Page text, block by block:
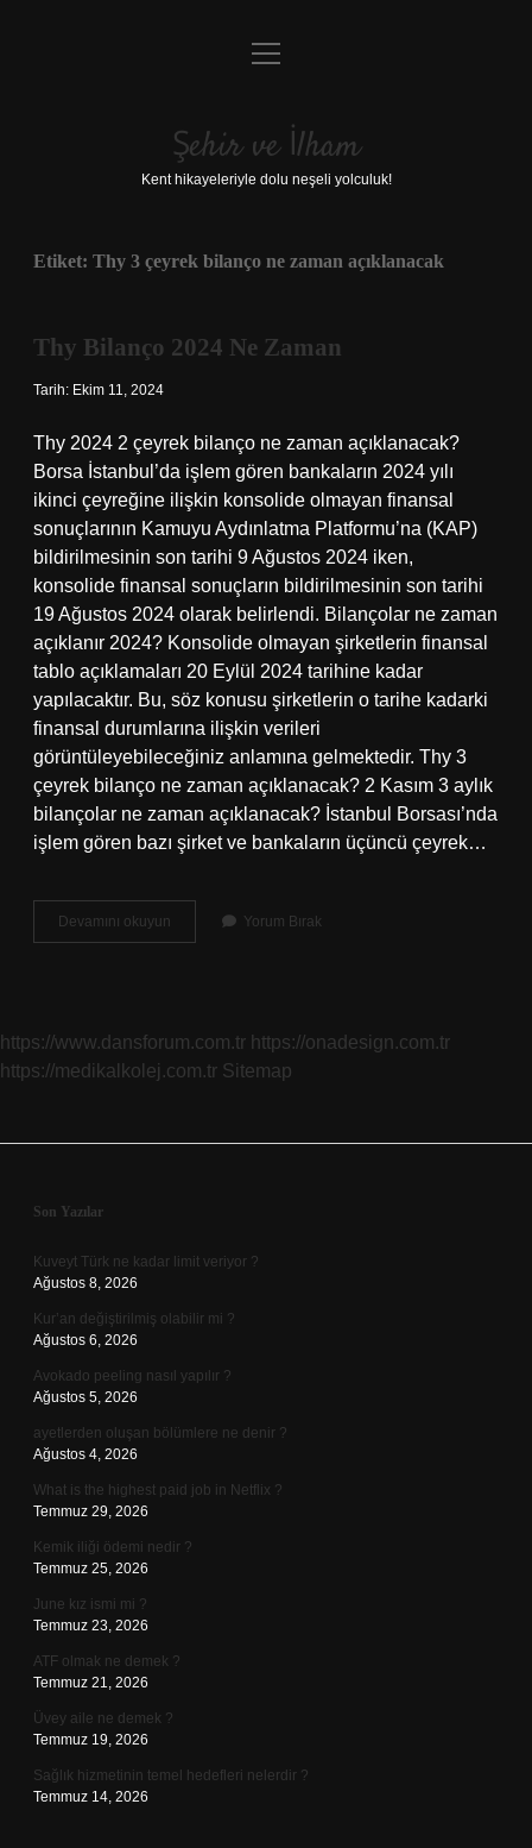
Anasayfa
Yasal Uyarı
menüyü
Şehir ve İlham
Kent hikayeleriyle dolu neşeli yolculuk!
Etiket: Thy 3 çeyrek bilanço ne zaman açıklanacak
Thy Bilanço 2024 Ne Zaman
Tarih: Ekim 11, 2024
Thy 2024 2 çeyrek bilanço ne zaman açıklanacak?
Borsa İstanbul’da işlem gören bankaların 2024 yılı
ikinci çeyreğine ilişkin konsolide olmayan finansal
sonuçlarının Kamuyu Aydınlatma Platformu’na (KAP)
bildirilmesinin son tarihi 9 Ağustos 2024 iken,
konsolide finansal sonuçların bildirilmesinin son tarihi
19 Ağustos 2024 olarak belirlendi. Bilançolar ne zaman
açıklanır 2024? Konsolide olmayan şirketlerin finansal
tablo açıklamaları 20 Eylül 2024 tarihine kadar
yapılacaktır. Bu, söz konusu şirketlerin o tarihe kadarki
finansal durumlarına ilişkin verileri
görüntüleyebileceğiniz anlamına gelmektedir. Thy 3
çeyrek bilanço ne zaman açıklanacak? 2 Kasım 3 aylık
bilançolar ne zaman açıklanacak? İstanbul Borsası’nda
işlem gören bazı şirket ve bankaların üçüncü çeyrek…
Devamını okuyun
Bilanço
Yorum Bırak
https://www.dansforum.com.tr https://onadesign.com.tr
https://medikalkolej.com.tr Sitemap
Sidebar
Son Yazılar
Kuveyt Türk ne kadar limit veriyor ?
Ağustos 8, 2026
Kur’an değiştirilmiş olabilir mi ?
Ağustos 6, 2026
Avokado peeling nasıl yapılır ?
Ağustos 5, 2026
ayetlerden oluşan bölümlere ne denir ?
Ağustos 4, 2026
What is the highest paid job in Netflix ?
Temmuz 29, 2026
Kemik iliği ödemi nedir ?
Temmuz 25, 2026
June kız ismi mi ?
Temmuz 23, 2026
ATF olmak ne demek ?
Temmuz 21, 2026
Üvey aile ne demek ?
Temmuz 19, 2026
Sağlık hizmetinin temel hedefleri nelerdir ?
Temmuz 14, 2026